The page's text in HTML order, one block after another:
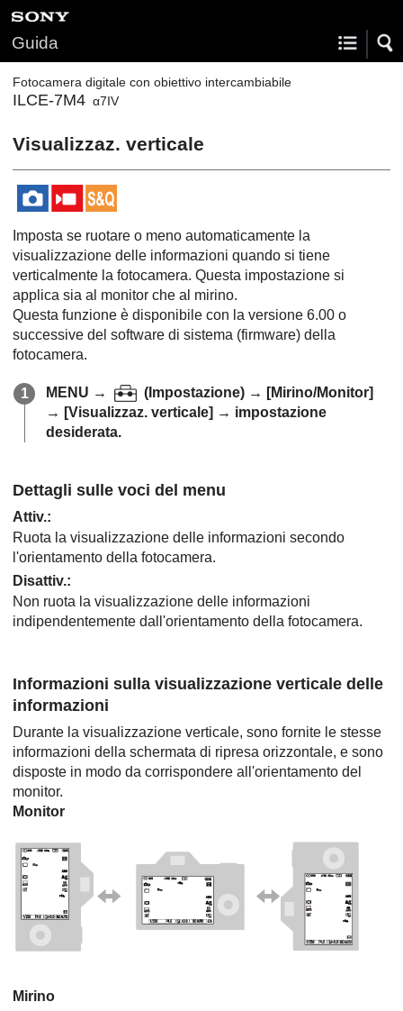
Guida
Fotocamera digitale con obiettivo intercambiabile
ILCE-7M4 α7IV
Visualizzaz. verticale
Imposta se ruotare o meno automaticamente la
visualizzazione delle informazioni quando si tiene
verticalmente la fotocamera. Questa impostazione si
applica sia al monitor che al mirino.
Questa funzione è disponibile con la versione 6.00 o
successive del software di sistema (firmware) della
fotocamera.
MENU → (Impostazione) → [Mirino/Monitor]
→ [Visualizzaz. verticale] → impostazione
desiderata.
Dettagli sulle voci del menu
Attiv.:
Ruota la visualizzazione delle informazioni secondo
l'orientamento della fotocamera.
Disattiv.:
Non ruota la visualizzazione delle informazioni
indipendentemente dall'orientamento della fotocamera.
Informazioni sulla visualizzazione verticale delle
informazioni
Durante la visualizzazione verticale, sono fornite le stesse
informazioni della schermata di ripresa orizzontale, e sono
disposte in modo da corrispondere all'orientamento del
monitor.
Monitor
Mirino